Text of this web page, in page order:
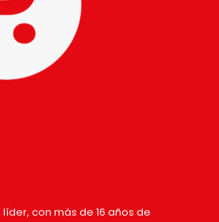
con más de 16 años de